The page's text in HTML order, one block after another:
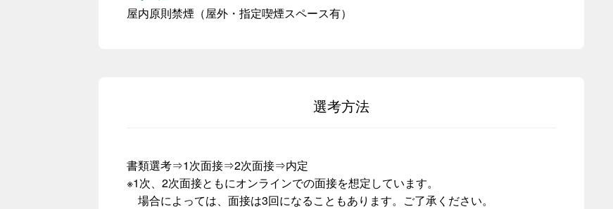
屋内原則禁煙（屋外・指定喫煙スペース有）
選考方法
書類選考⇒1次面接⇒2次面接⇒内定
※1次、2次面接ともにオンラインでの面接を想定しています。
場合によっては、面接は3回になることもあります。ご了承ください。